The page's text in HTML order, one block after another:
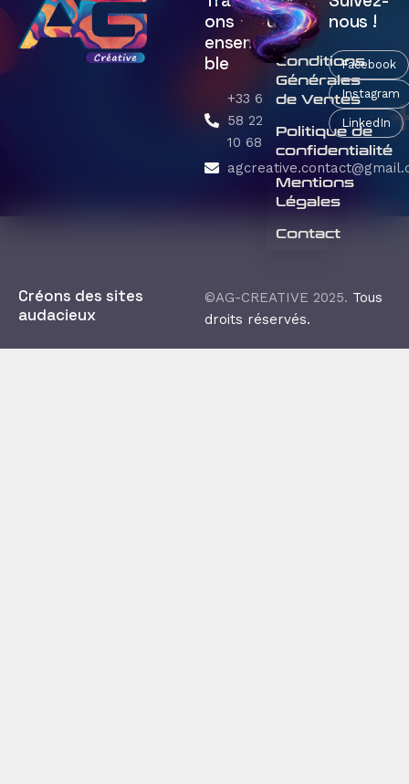
Travaill
ons
ensem
ble
Liens
utiles
Conditions
Générales
de Ventes
Politique de
confidentialité
Mentions
Suivez-
nous !
Facebook
Instagram
LinkedIn
Créons des sites
audacieux
©AG-CREATIVE 2025.